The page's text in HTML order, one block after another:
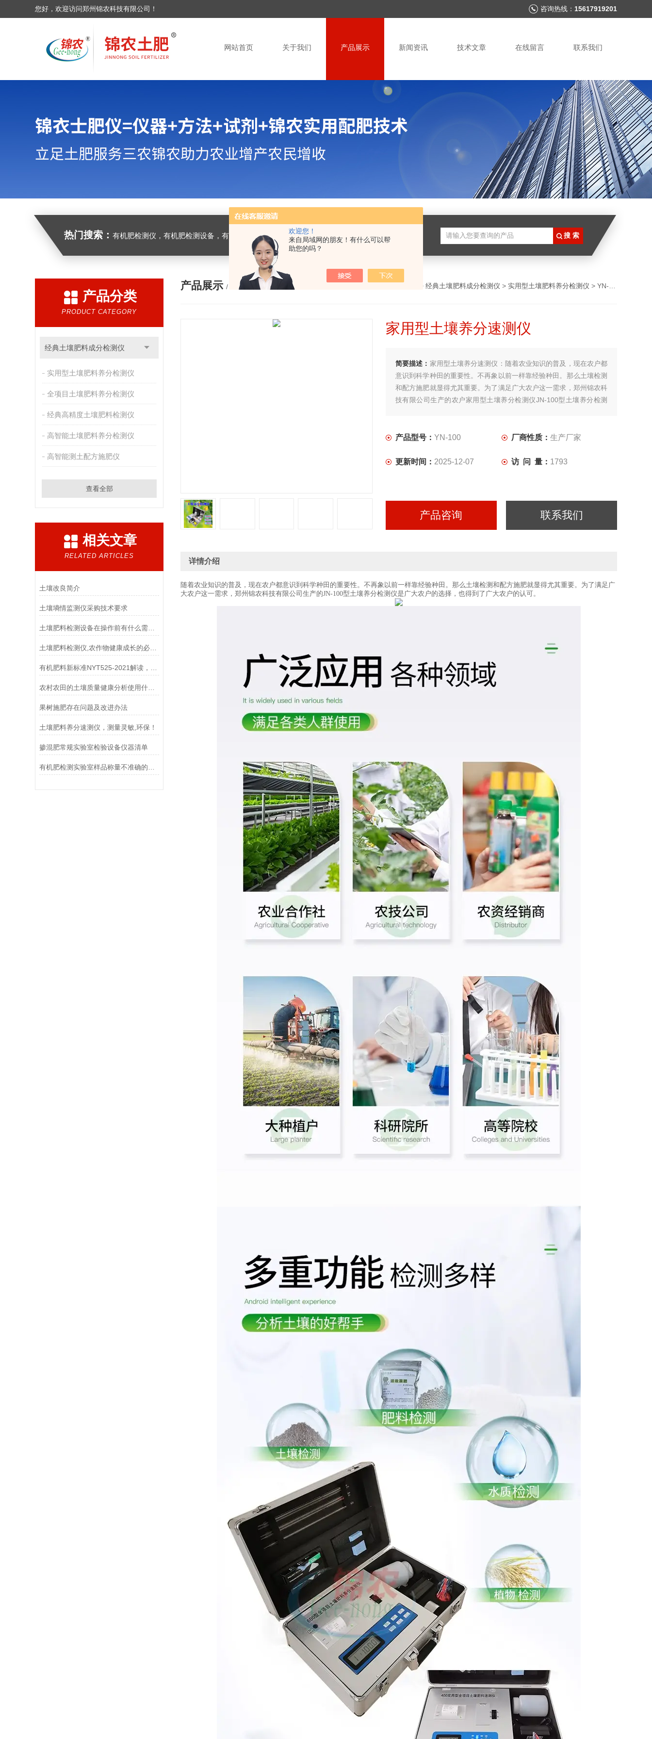
欢迎您！
来自局域网的朋友！有什么可以帮
助您的吗？
您好，欢迎访问郑州锦农科技有限公司！ 咨询热线： 15617919201
网站首页 关于我们 产品展示 新闻资讯 技术文章 在线留言 联系我们
热门搜索： 有机肥检测仪，有机肥检测设备，有机肥实验室设备，生物有机肥检测仪器，有机肥化验仪，有机肥实验室建设
产品分类
PRODUCT CATEGORY
经典土壤肥料成分检测仪
实用型土壤肥料养分检测仪
全项目土壤肥料养分检测仪
经典高精度土壤肥料检测仪
高智能土壤肥料养分检测仪
高智能测土配方施肥仪
查看全部
相关文章
RELATED ARTICLES
土壤改良简介
土壤墒情监测仪采购技术要求
土壤肥料检测设备在操作前有什么需要准备的呢？
土壤肥料检测仪,农作物健康成长的必需品
农村农田的土壤质量健康分析使用什么仪器好
果树施肥存在问题及改进办法
土壤肥料养分速测仪，测量灵敏,环保！
掺混肥常规实验室检验设备仪器清单
产品展示 / PRODUCTS > 经典土壤肥料成分检测仪 > 实用型土壤肥料养分检测仪 > YN-100家用型土壤养分速测仪
家用型土壤养分速测仪
简要描述： 家用型土壤养分速测仪：随着农业知识的普及，现在农户都
意识到科学种田的重要性。不再象以前一样靠经验种田。那么土壤检测
和配方施肥就显得尤其重要。为了满足广大农户这一需求，郑州锦农科
技有限公司生产的农户家用型土壤养分检测仪JN-100型土壤养分检测
产品型号： YN-100 厂商性质： 生产厂家
更新时间： 2025-12-07 访 问 量： 1793
产品咨询 联系我们
详情介绍
随着农业知识的普及，现在农户都意识到科学种田的重要性。不再象以前一样靠经验种田。那么土壤检测和配方施肥就显得尤其重要。为了满足广
大农户这一需求，郑州锦农科技有限公司生产的JN-100型土壤养分检测仪是广大农户的选择，也得到了广大农户的认可。